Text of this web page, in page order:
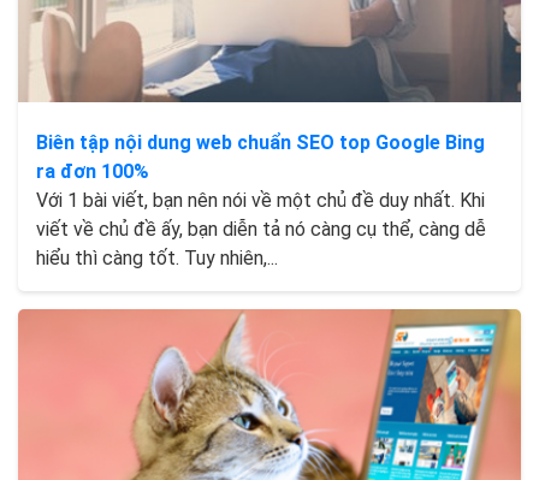
Biên tập nội dung web chuẩn SEO top Google Bing
ra đơn 100%
Với 1 bài viết, bạn nên nói về một chủ đề duy nhất. Khi
viết về chủ đề ấy, bạn diễn tả nó càng cụ thể, càng dễ
hiểu thì càng tốt. Tuy nhiên,...